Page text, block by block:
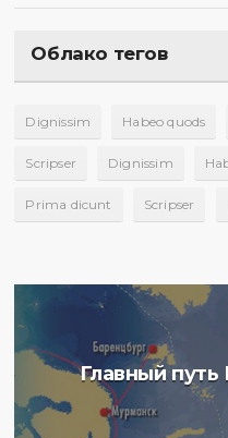
Облако тегов
Dignissim Habeo quods
Scripser Dignissim
Prima dicunt Scripser
Главный путь